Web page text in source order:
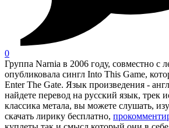
0
Группа Narnia в 2006 году, совместно с
опубликовала сингл Into This Game,
Enter The Gate. Язык произведения -
найдете перевод на русский язык, трек
классика метала, вы можете слушать,
скачать лирику бесплатно,